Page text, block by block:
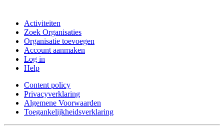
Activiteiten
Zoek Organisaties
Organisatie toevoegen
Account aanmaken
Log in
Help
Content policy
Privacyverklaring
Algemene Voorwaarden
Toegankelijkheidsverklaring